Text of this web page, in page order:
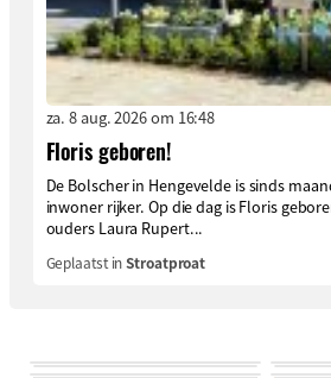
za. 8 aug. 2026 om 16:48
Floris geboren!
De Bolscher in Hengevelde is sinds
inwoner rijker. Op die dag is Floris
ouders Laura Rupert...
Geplaatst inStroatproat